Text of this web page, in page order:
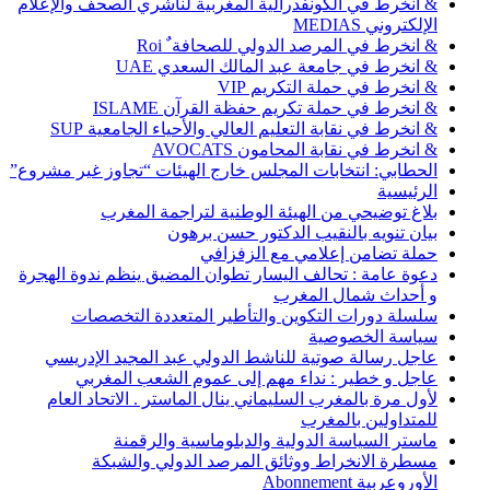
الإلكتروني MEDIAS
& انخرط في المرصد الدولي للصحافة ٌ Roi
& انخرط في جامعة عبد المالك السعدي UAE
& انخرط في حملة التكريم VIP
& انخرط في حملة تكريم حفظة القرآن ISLAME
& انخرط في نقابة التعليم العالي والأحياء الجامعية SUP
& انخرط في نقابة المحامون AVOCATS
الحطابي: انتخابات المجلس خارج الهيئات “تجاوز غير مشروع”
الرئيسية
بلاغ توضيحي من الهيئة الوطنية لتراجمة المغرب
بيان تنويه بالنقيب الدكتور حسن برهون
حملة تضامن إعلامي مع الزفزافي
دعوة عامة : تحالف اليسار تطوان المضيق ينظم ندوة الهجرة
و أحداث شمال المغرب
سلسلة دورات التكوين والتأطير المتعددة التخصصات
سياسة الخصوصية
عاجل رسالة صوتية للناشط الدولي عبد المجيد الإدريسي
عاجل و خطير : نداء مهم إلى عموم الشعب المغربي
لأول مرة بالمغرب السليماني ينال الماستر . الاتحاد العام
للمتداولين بالمغرب
ماستر السياسة الدولية والدبلوماسية والرقمنة
مسطرة الانخراط ووثائق المرصد الدولي والشبكة
الأوروعربية Abonnement